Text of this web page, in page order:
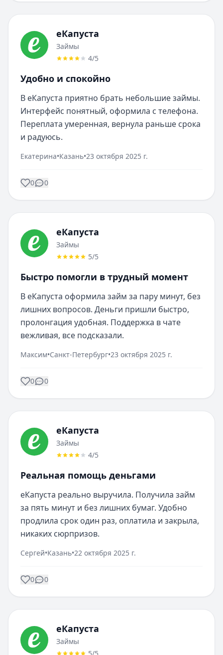
еКапуста
Займы
4/5
Удобно и спокойно
В еКапуста приятно брать небольшие займы.
Интерфейс понятный, оформила с телефона.
Переплата умеренная, вернула раньше срока
и радуюсь.
Екатерина•Казань•23 октября 2025 г.
0 0
еКапуста
Займы
5/5
Быстро помогли в трудный момент
В еКапуста оформила займ за пару минут, без
лишних вопросов. Деньги пришли быстро,
пролонгация удобная. Поддержка в чате
вежливая, все подсказали.
Максим•Санкт-Петербург•23 октября 2025 г.
0 0
еКапуста
Займы
4/5
Реальная помощь деньгами
еКапуста реально выручила. Получила займ
за пять минут и без лишних бумаг. Удобно
продлила срок один раз, оплатила и закрыла,
никаких сюрпризов.
Сергей•Казань•22 октября 2025 г.
0 0
еКапуста
Займы